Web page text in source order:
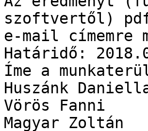
szoftvertől) pdf
e-mail címemre
Határidő:
Íme a
Huszánk
Vörös Fanni	L-33-23-B-11
Magyar Zoltán	L-33-23-B-44